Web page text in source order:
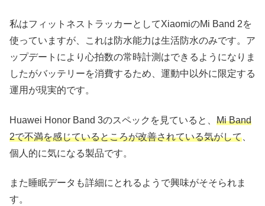
私はフィットネストラッカーとしてXiaomiのMi Band 2を
使っていますが、これは防水能力は生活防水のみです。ア
ップデートにより心拍数の常時計測はできるようになりま
したがバッテリーを消費するため、運動中以外に限定する
運用が現実的です。
Huawei Honor Band 3のスペックを見ていると、 Mi Band
2で不満を感じているところが改善されている気がして
個人的に気になる製品です。
また睡眠データも詳細にとれるようで興味がそそられま
す。